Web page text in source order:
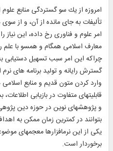
امروزه از يك سو گستردگى منابع
تأليفات به جاى مانده از آن، و از
امر علوم و فناورى رخ داده، اين
معارف اسلامى همگام و همسو با علم
چراكه اين امر سبب تسهيل دستيابى
گسترش رايانه و توليد برنامه ‏هاى
وارد كردن متون قديم و منابع
قابليت‏هاى متفاوت در بازيابى
و پژوهش‏هاى نوين در حوزه دين‏
بتوانند در كمترين زمان ممكن به
يكى از اين نرم‏افزارها معجم‏هاى
برخوردار است.